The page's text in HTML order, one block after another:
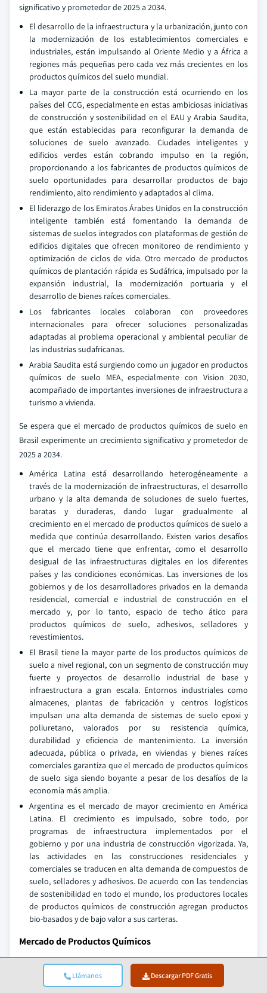
Llámanos Descargar PDF Gratis
significativo y prometedor de 2025 a 2034.
El desarrollo de la infraestructura y la urbanización, junto con
la modernización de los establecimientos comerciales e
industriales, están impulsando al Oriente Medio y a África a
regiones más pequeñas pero cada vez más crecientes en los
productos químicos del suelo mundial.
La mayor parte de la construcción está ocurriendo en los
países del CCG, especialmente en estas ambiciosas iniciativas
de construcción y sostenibilidad en el EAU y Arabia Saudita,
que están establecidas para reconfigurar la demanda de
soluciones de suelo avanzado. Ciudades inteligentes y
edificios verdes están cobrando impulso en la región,
proporcionando a los fabricantes de productos químicos de
suelo oportunidades para desarrollar productos de bajo
rendimiento, alto rendimiento y adaptados al clima.
El liderazgo de los Emiratos Árabes Unidos en la construcción
inteligente también está fomentando la demanda de
sistemas de suelos integrados con plataformas de gestión de
edificios digitales que ofrecen monitoreo de rendimiento y
optimización de ciclos de vida. Otro mercado de productos
químicos de plantación rápida es Sudáfrica, impulsado por la
expansión industrial, la modernización portuaria y el
desarrollo de bienes raíces comerciales.
Los fabricantes locales colaboran con proveedores
internacionales para ofrecer soluciones personalizadas
adaptadas al problema operacional y ambiental peculiar de
las industrias sudafricanas.
Arabia Saudita está surgiendo como un jugador en productos
químicos de suelo MEA, especialmente con Vision 2030,
acompañado de importantes inversiones de infraestructura a
turismo a vivienda.
Se espera que el mercado de productos químicos de suelo en
Brasil experimente un crecimiento significativo y prometedor de
2025 a 2034.
América Latina está desarrollando heterogéneamente a
través de la modernización de infraestructuras, el desarrollo
urbano y la alta demanda de soluciones de suelo fuertes,
baratas y duraderas, dando lugar gradualmente al
crecimiento en el mercado de productos químicos de suelo a
medida que continúa desarrollando. Existen varios desafíos
que el mercado tiene que enfrentar, como el desarrollo
desigual de las infraestructuras digitales en los diferentes
países y las condiciones económicas. Las inversiones de los
gobiernos y de los desarrolladores privados en la demanda
residencial, comercial e industrial de construcción en el
mercado y, por lo tanto, espacio de techo ático para
productos químicos de suelo, adhesivos, selladores y
revestimientos.
El Brasil tiene la mayor parte de los productos químicos de
suelo a nivel regional, con un segmento de construcción muy
fuerte y proyectos de desarrollo industrial de base y
infraestructura a gran escala. Entornos industriales como
almacenes, plantas de fabricación y centros logísticos
impulsan una alta demanda de sistemas de suelo epoxi y
poliuretano, valorados por su resistencia química,
durabilidad y eficiencia de mantenimiento. La inversión
adecuada, pública o privada, en viviendas y bienes raíces
comerciales garantiza que el mercado de productos químicos
de suelo siga siendo boyante a pesar de los desafíos de la
economía más amplia.
Argentina es el mercado de mayor crecimiento en América
Latina. El crecimiento es impulsado, sobre todo, por
programas de infraestructura implementados por el
gobierno y por una industria de construcción vigorizada. Ya,
las actividades en las construcciones residenciales y
comerciales se traducen en alta demanda de compuestos de
suelo, selladores y adhesivos. De acuerdo con las tendencias
de sostenibilidad en todo el mundo, los productores locales
de productos químicos de construcción agregan productos
bio-basados y de bajo valor a sus carteras.
Mercado de Productos Químicos
Las 5 principales empresas de la industria química de suelos
BASF SE, Sika AG, Henkel AG " Co. KGaA, The Dow Chemical
Company, y 3M Empresa que aporta alrededor del 46% del